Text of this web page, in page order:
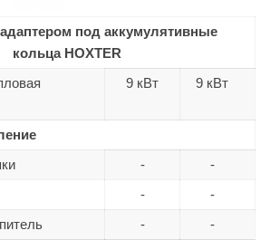
адаптером под аккумулятивные
кольца HOXTER
9 кВт 9 кВт
-
-
-
-
-
-